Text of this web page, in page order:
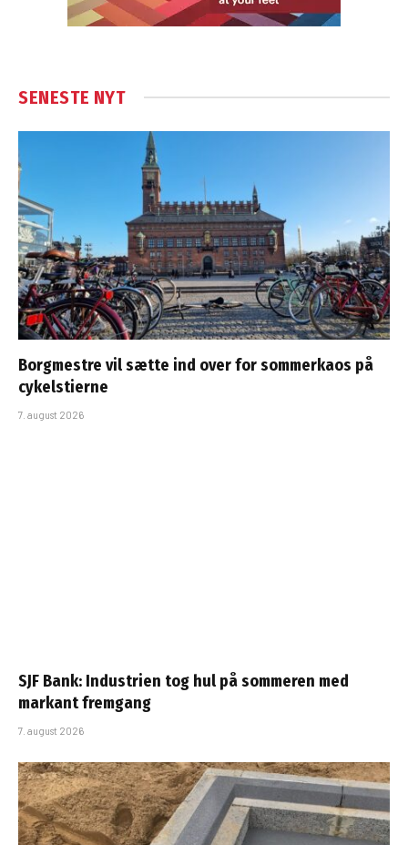
SENESTE NYT
Borgmestre vil sætte ind over for sommerkaos på
cykelstierne
7. august 2026
SJF Bank: Industrien tog hul på sommeren med
markant fremgang
7. august 2026